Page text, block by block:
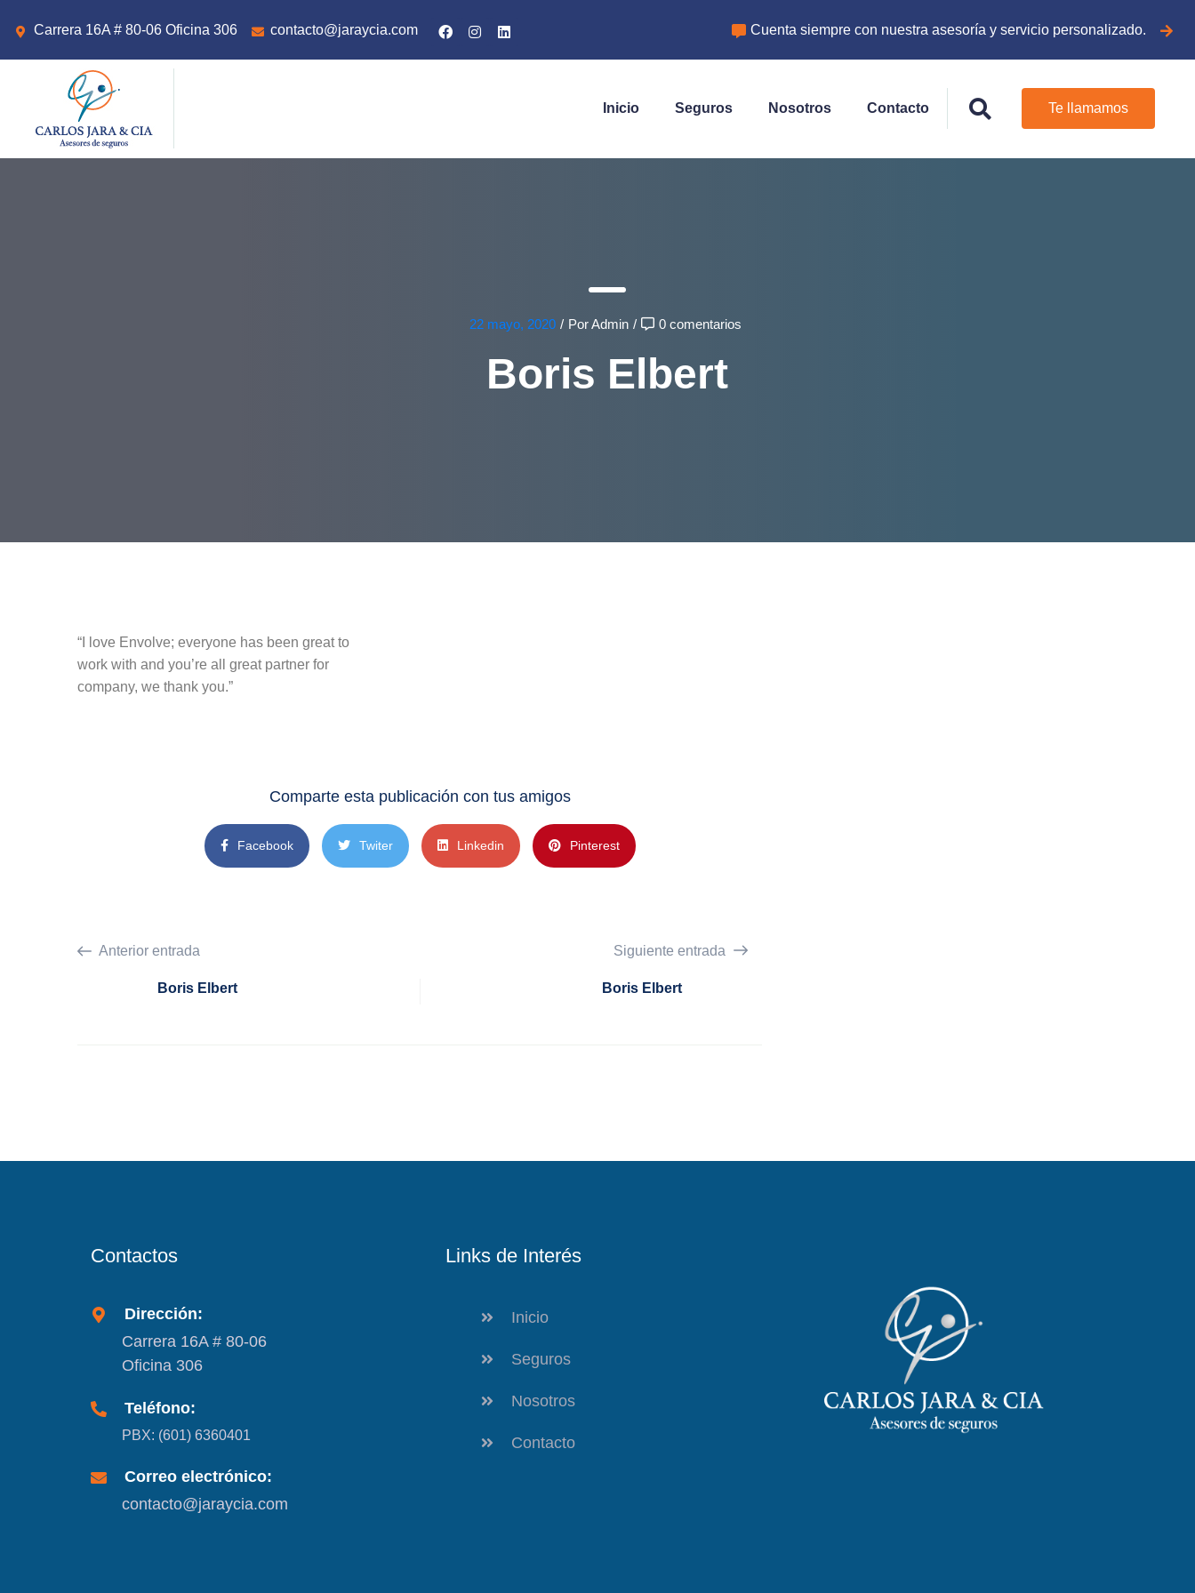
Carrera 16A # 80-06 Oficina 306 contacto@jaraycia.com Cuenta siempre con nuestra asesoría y servicio personalizado.
Inicio Seguros Nosotros Contacto Te llamamos
22 mayo, 2020 / Por Admin / 0 comentarios
Boris Elbert
“I love Envolve; everyone has been great to
work with and you’re all great partner for
company, we thank you.”
Comparte esta publicación con tus amigos
Facebook Twiter Linkedin Pinterest
Anterior entrada
Boris Elbert
Siguiente entrada
Boris Elbert
Contactos
Dirección:
Carrera 16A # 80-06
Oficina 306
Teléfono:
PBX: (601) 6360401
Correo electrónico:
contacto@jaraycia.com
Links de Interés
Inicio
Seguros
Nosotros
Contacto